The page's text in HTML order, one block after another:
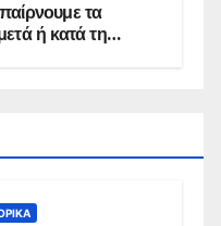
τα
ή κατά τη